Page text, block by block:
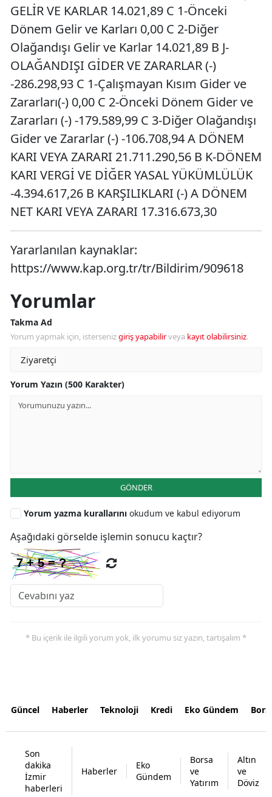
GELİR VE KARLAR 14.021,89 C 1-Önceki
Dönem Gelir ve Karları 0,00 C 2-Diğer
Olağandışı Gelir ve Karlar 14.021,89 B J-
OLAĞANDIŞI GİDER VE ZARARLAR (-)
-286.298,93 C 1-Çalışmayan Kısım Gider ve
Zararları(-) 0,00 C 2-Önceki Dönem Gider ve
Zararları (-) -179.589,99 C 3-Diğer Olağandışı
Gider ve Zararlar (-) -106.708,94 A DÖNEM
KARI VEYA ZARARI 21.711.290,56 B K-DÖNEM
KARI VERGİ VE DİĞER YASAL YÜKÜMLÜLÜK
-4.394.617,26 B KARŞILIKLARI (-) A DÖNEM
NET KARI VEYA ZARARI 17.316.673,30
Yararlanılan kaynaklar:
https://www.kap.org.tr/tr/Bildirim/909618
Yorumlar
Takma Ad
Yorum yapmak için, istersenizgiriş yapabilirveya kayıt olabilirsiniz.
Yorum Yazın (500 Karakter)
GÖNDER
Yorum yazma kurallarını okudum ve kabul ediyorum
Aşağıdaki görselde işlemin sonucu kaçtır?
* Bu içerik ile ilgili yorum yok, ilk yorumu siz yazın, tartışalım *
Güncel Haberler Teknoloji Kredi Eko Gündem
Son
dakika
İzmir
haberleri
Haberler
Eko
Gündem
Borsa
ve
Yatırım
Altın
ve
Döviz